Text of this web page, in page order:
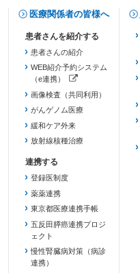
医療関係者の皆様へ
患者さんの紹介
WEB紹介予約システム
（e連携）
（新しいタブで開きます）
画像検査（共同利用）
がんゲノム医療
緩和ケア外来
放射線核種治療
登録医制度
薬薬連携
東京都医療連携手帳
五反田膵癌連携プロジ
ェクト
慢性腎臓病対策（病診
連携）